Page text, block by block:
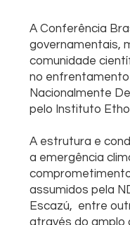
A Conferência
governamentais,
comunidade
no enfrentamento
Nacionalmente
pelo Instituto
A estrutura e
a emergência
assumidos pela
Escazú, entre
através do amplo